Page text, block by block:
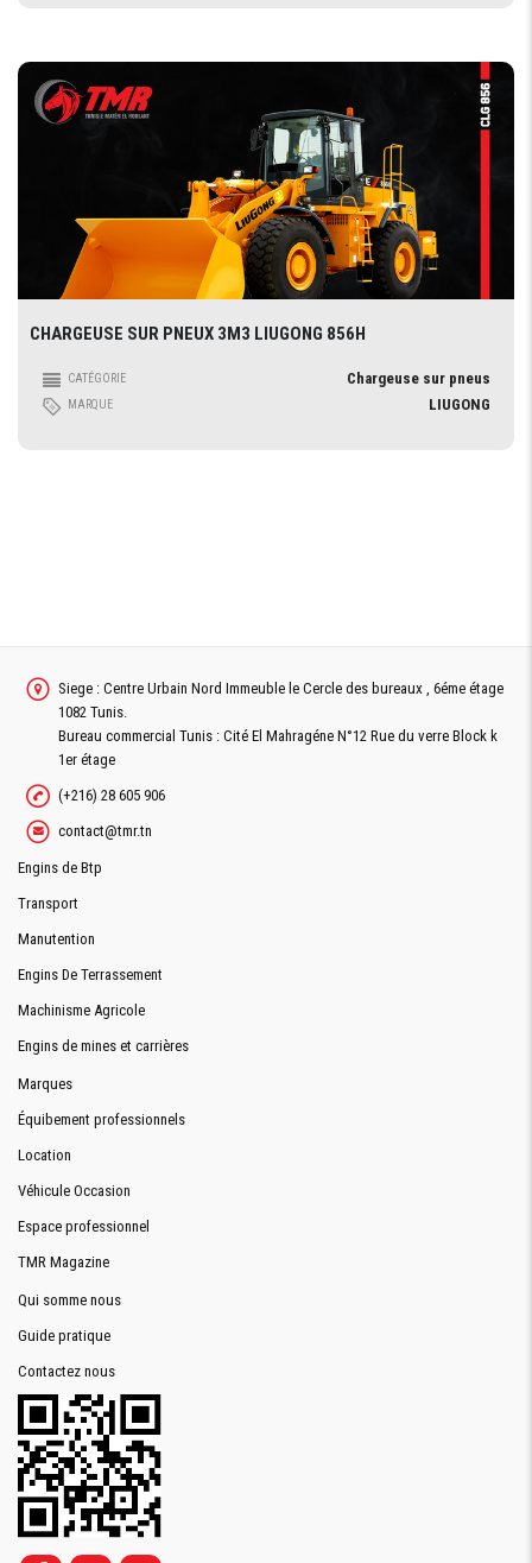
CHARGEUSE SUR PNEUX 3M3 LIUGONG 856H
CATÉGORIE Chargeuse sur pneus
MARQUE LIUGONG
Siege : Centre Urbain Nord Immeuble le Cercle des bureaux , 6éme étage
1082 Tunis.
Bureau commercial Tunis : Cité El Mahragéne N°12 Rue du verre Block k
1er étage
(+216) 28 605 906
contact@tmr.tn
Engins de Btp
Transport
Manutention
Engins De Terrassement
Machinisme Agricole
Engins de mines et carrières
Marques
Équibement professionnels
Location
Véhicule Occasion
Espace professionnel
TMR Magazine
Qui somme nous
Guide pratique
Contactez nous